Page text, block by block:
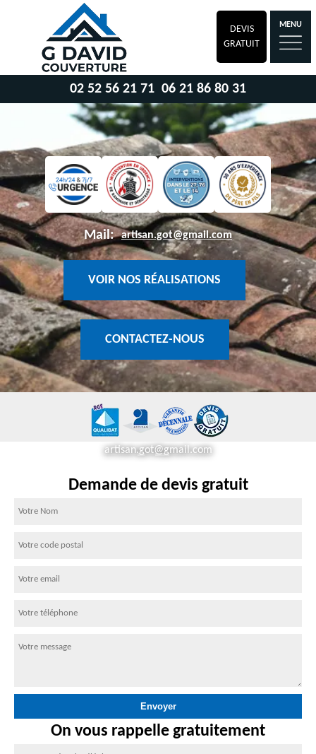
DEVIS
GRATUIT
MENU
02 52 56 21 71 06 21 86 80 31
Mail: artisan.got@gmail.com
VOIR NOS RÉALISATIONS
CONTACTEZ-NOUS
artisan.got@gmail.com
Demande de devis gratuit
On vous rappelle gratuitement